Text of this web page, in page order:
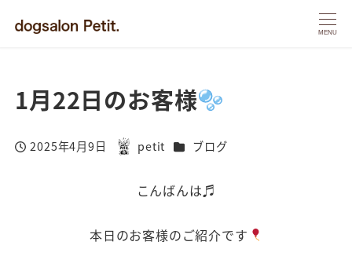
MENU
1月22日のお客様
投稿日
2025年4月9日
著
petit カテゴリー
ブログ
こんばんは♬
本日のお客様のご紹介です